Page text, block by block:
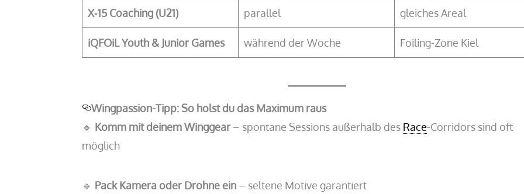
X‑15 Coaching (U21) parallel gleiches Areal
iQFOiL Youth & Junior Games während der Woche Foiling-Zone Kiel
Wingpassion-Tipp: So holst du das Maximum raus
🔹 Komm mit deinem Winggear – spontane Sessions außerhalb des Race-Corridors sind oft
möglich
🔹 Pack Kamera oder Drohne ein – seltene Motive garantiert